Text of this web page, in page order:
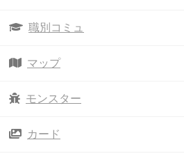
職別コミュ
マップ
モンスター
カード